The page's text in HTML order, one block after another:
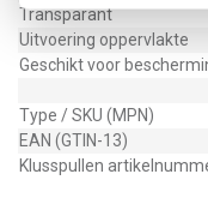
Transparant
Uitvoering oppervlakte
Geschikt voor
Type / SKU (MPN)
EAN (GTIN-13)
Klusspullen